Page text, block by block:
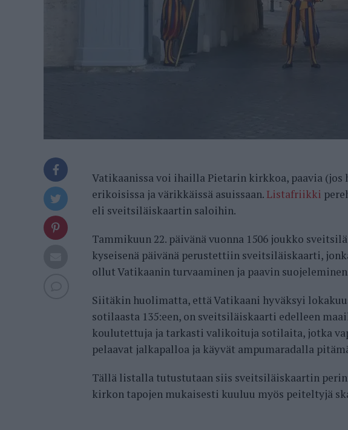
Vatikaanissa voi ihailla Pietarin kirkkoa, paavia
erikoisissa ja värikkäissä asuissaan. Listafriikki
eli sveitsiläiskaartin saloihin.
Tammikuun 22. päivänä vuonna 1506 joukko
kyseisenä päivänä perustettiin sveitsiläiskaarti,
ollut Vatikaanin turvaaminen ja paavin
Siitäkin huolimatta, että Vatikaani hyväksyi
sotilaasta 135:een, on sveitsiläiskaarti edelleen
koulutettuja ja tarkasti valikoituja sotilaita, jotka
pelaavat jalkapalloa ja käyvät ampumaradalla
Tällä listalla tutustutaan siis sveitsiläiskaartin
kirkon tapojen mukaisesti kuuluu myös peiteltyjä